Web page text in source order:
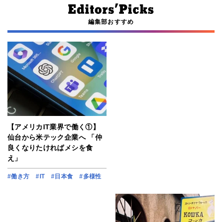
編集部おすすめ
【アメリカIT業界で働く①】
仙台から米テック企業へ 「仲
良くなりたければメシを食
え」
#働き方 #IT #日本食 #多様性